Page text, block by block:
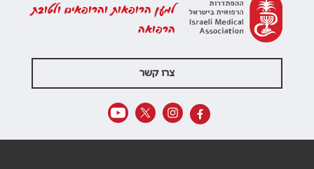
למען הרופאות והרופאים ולטובת
הרפואה
צרו קשר